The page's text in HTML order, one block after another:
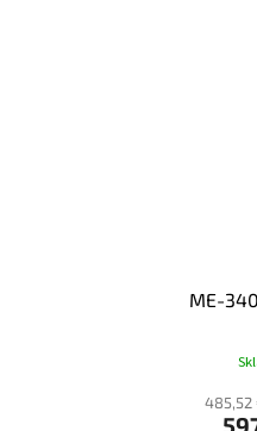
ME-
485,52